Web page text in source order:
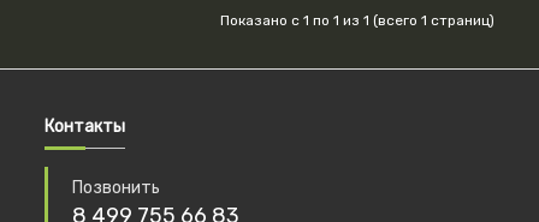
Показано с 1 по 1 из 1 (всего 1 страниц)
Контакты
Позвонить
8 499 755 66 83